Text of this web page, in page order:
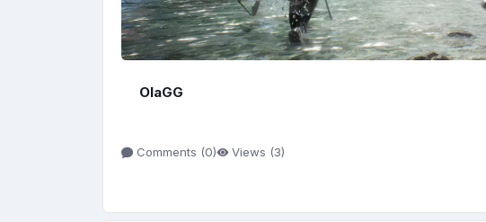
OlaGG
Comments (0) Views (3)